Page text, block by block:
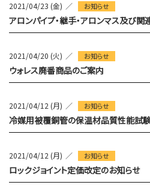
2021/04/23 (金) お知らせ
アロンパイプ・継手・アロンマス及び
2021/04/20 (火) お知らせ
ウォレス廃番商品のご案内
2021/04/12 (月) お知らせ
冷媒用被覆銅管の保温材品質性能試験
2021/04/12 (月) お知らせ
ロックジョイント定価改定のお知らせ